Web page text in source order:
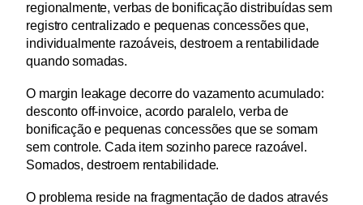
regionalmente, verbas de bonificação distribuídas sem
registro centralizado e pequenas concessões que,
individualmente razoáveis, destroem a rentabilidade
quando somadas.
O margin leakage decorre do vazamento acumulado:
desconto off-invoice, acordo paralelo, verba de
bonificação e pequenas concessões que se somam
sem controle. Cada item sozinho parece razoável.
Somados, destroem rentabilidade.
O problema reside na fragmentação de dados através